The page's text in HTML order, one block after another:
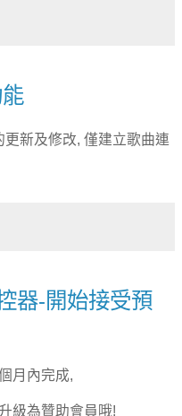
新及修改, 僅建立歌曲連
器-開始接受預
月內完成,
級為贊助會員哦!